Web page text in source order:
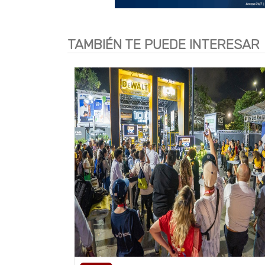
TAMBIÉN TE PUEDE INTERESAR